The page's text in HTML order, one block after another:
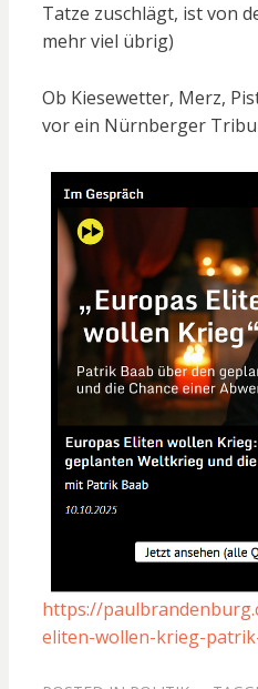
Tatze zuschlägt, ist von
mehr viel übrig)
Ob Kiesewetter, Merz,
vor ein Nürnberger
https://
eliten-wollen-krieg-